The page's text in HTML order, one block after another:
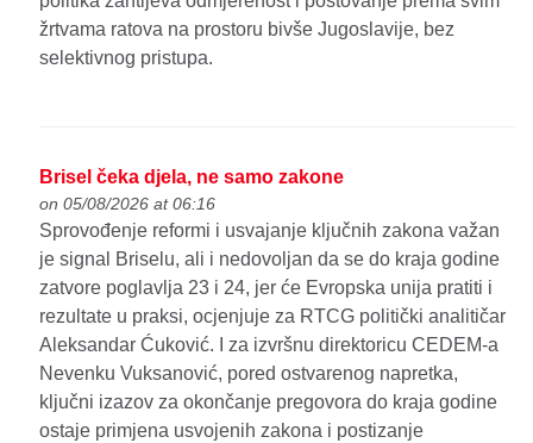
žrtvama ratova na prostoru bivše Jugoslavije, bez
selektivnog pristupa.
Brisel čeka djela, ne samo zakone
on 05/08/2026 at 06:16
Sprovođenje reformi i usvajanje ključnih zakona važan
je signal Briselu, ali i nedovoljan da se do kraja godine
zatvore poglavlja 23 i 24, jer će Evropska unija pratiti i
rezultate u praksi, ocjenjuje za RTCG politički analitičar
Aleksandar Ćuković. I za izvršnu direktoricu CEDEM-a
Nevenku Vuksanović, pored ostvarenog napretka,
ključni izazov za okončanje pregovora do kraja godine
ostaje primjena usvojenih zakona i postizanje